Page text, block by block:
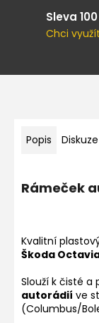
Sleva
Chci
Popis Diskuze
Rámeček
Kvalitní
Škoda
Slouží k čisté a
autorádií ve
(Columbus/